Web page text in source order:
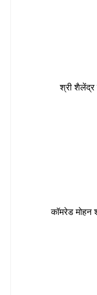
श्री शैलेंद्र
कॉमरेड मोहन